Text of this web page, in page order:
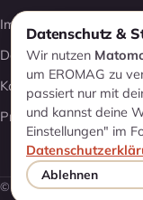
Impressum
Datenschutz
Kontakt
Profil entfernen
© 2026 EROMAG. Alle
Datenschutz &
Wir nutzen
um EROMAG zu
passiert nur mit
und kannst deine
Einstellungen" im
Ablehnen